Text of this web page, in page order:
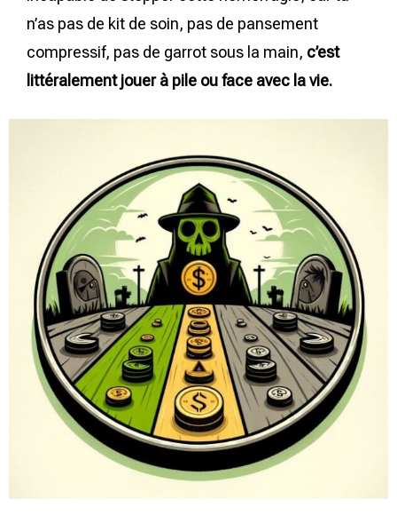
n’as pas de kit de soin, pas de pansement
compressif, pas de garrot sous la main, c’est
littéralement jouer à pile ou face avec la vie.